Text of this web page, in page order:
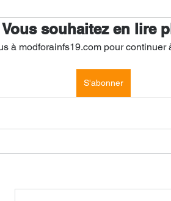
Vous souhaitez en lire
à modforainfs19.com pour continuer
S'abonner